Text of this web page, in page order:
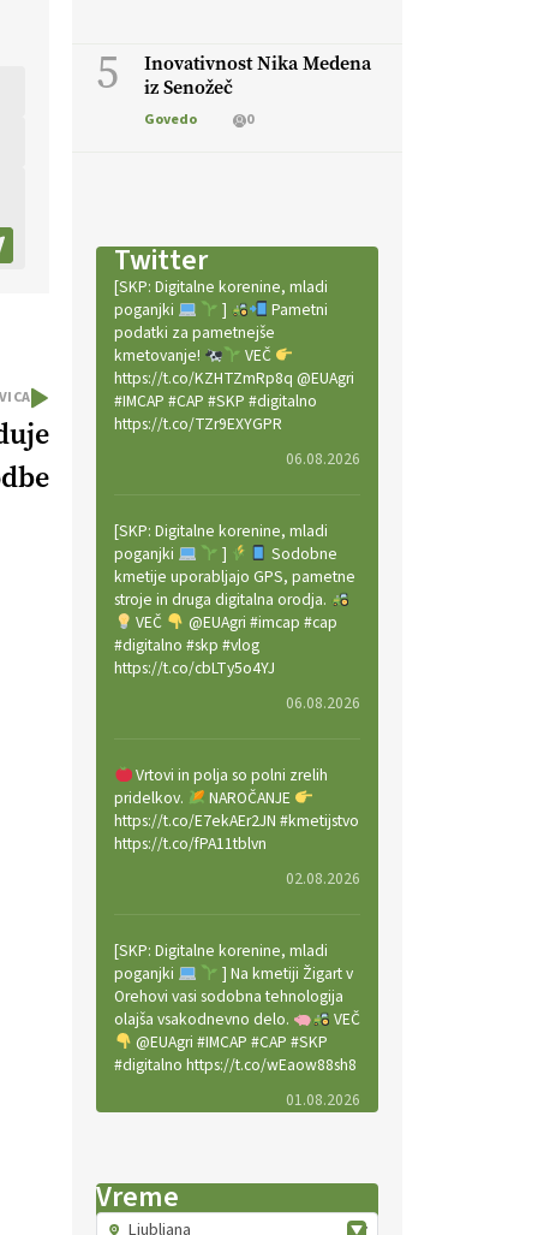
5
Inovativnost Nika Medena
iz Senožeč
Govedo 0
Twitter
[SKP: Digitalne korenine, mladi
poganjki
]
Pametni
podatki za pametnejše
kmetovanje!
VEČ
https://t.co/KZHTZmRp8q @EUAgri
#IMCAP #CAP #SKP #digitalno
https://t.co/TZr9EXYGPR
06.08.2026
[SKP: Digitalne korenine, mladi
poganjki
]
Sodobne
kmetije uporabljajo GPS, pametne
stroje in druga digitalna orodja.
VEČ
@EUAgri #imcap #cap
#digitalno #skp #vlog
https://t.co/cbLTy5o4YJ
06.08.2026
Vrtovi in polja so polni zrelih
pridelkov.
NAROČANJE
https://t.co/E7ekAEr2JN #kmetijstvo
https://t.co/fPA11tblvn
02.08.2026
[SKP: Digitalne korenine, mladi
poganjki
] Na kmetiji Žigart v
Orehovi vasi sodobna tehnologija
olajša vsakodnevno delo.
VEČ
@EUAgri #IMCAP #CAP #SKP
#digitalno https://t.co/wEaow88sh8
01.08.2026
ekološko vinsko posestvo Fedora
na Krasu.
VEČ
Vreme
Ljubljana